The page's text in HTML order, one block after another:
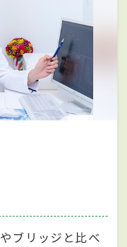
ブリッジと比べ